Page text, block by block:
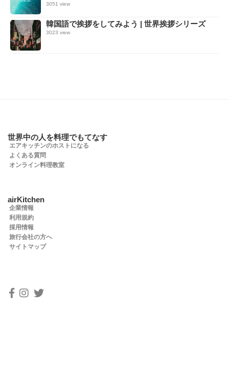
3051 view
韓国語で挨拶をしてみよう | 世界挨拶シリーズ
3023 view
世界中の人を料理でもてなす
エアキッチンのホストになる
よくある質問
オンライン料理教室
airKitchen
企業情報
利用規約
採用情報
旅行会社の方へ
サイトマップ